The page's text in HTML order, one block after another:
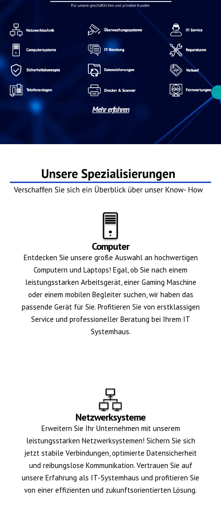
Mehr erfahren
Computer
Entdecken Sie unsere große Auswahl an hochwertigen
Computern und Laptops! Egal, ob Sie nach einem
leistungsstarken Arbeitsgerät, einer Gaming Maschine
oder einem mobilen Begleiter suchen, wir haben das
passende Gerät für Sie. Profitieren Sie von erstklassigen
Service und professioneller Beratung bei Ihrem IT
Systemhaus.
Netzwerksysteme
Erweitern Sie Ihr Unternehmen mit unserem
leistungsstarken Netzwerksystemen! Sichern Sie sich
jetzt stabile Verbindungen, optimierte Datensicherheit
und reibungslose Kommunikation. Vertrauen Sie auf
unsere Erfahrung als IT-Systemhaus und profitieren Sie
von einer effizienten und zukunftsorientierten Lösung.